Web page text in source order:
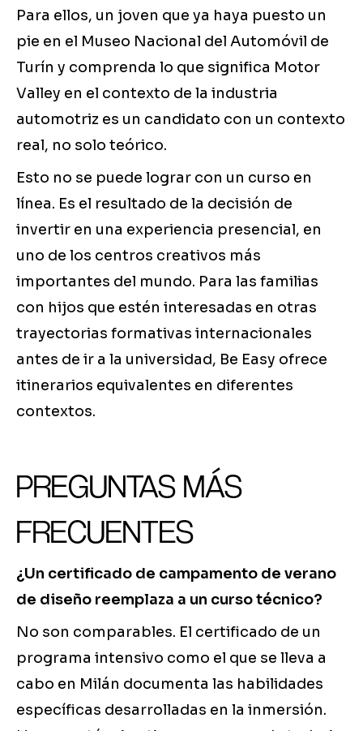
Para ellos, un joven que ya haya puesto un
pie en el Museo Nacional del Automóvil de
Turín y comprenda lo que significa Motor
Valley en el contexto de la industria
automotriz es un candidato con un contexto
real, no solo teórico.
Esto no se puede lograr con un curso en
línea. Es el resultado de la decisión de
invertir en una experiencia presencial, en
uno de los centros creativos más
importantes del mundo. Para las familias
con hijos que estén interesadas en otras
trayectorias formativas internacionales
antes de ir a la universidad, Be Easy ofrece
itinerarios equivalentes en diferentes
contextos.
PREGUNTAS MÁS
FRECUENTES
¿Un certificado de campamento de verano
de diseño reemplaza a un curso técnico?
No son comparables. El certificado de un
programa intensivo como el que se lleva a
cabo en Milán documenta las habilidades
específicas desarrolladas en la inmersión.